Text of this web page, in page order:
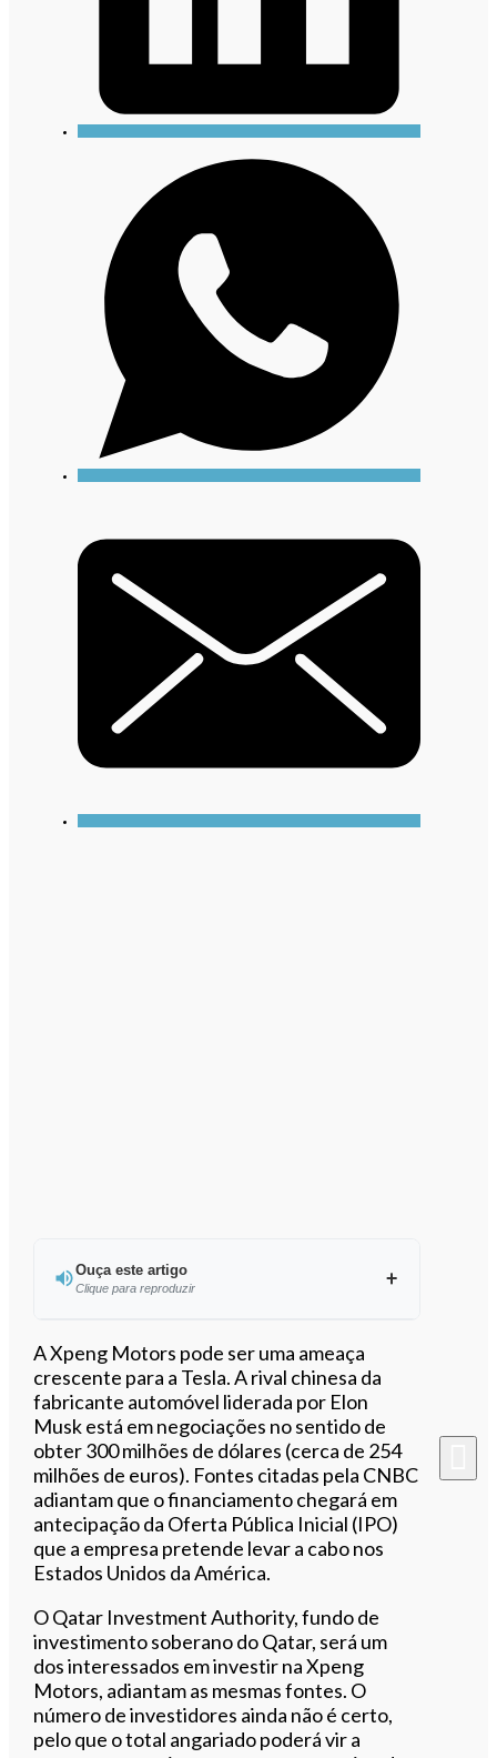
Ouça este artigo
Clique para reproduzir
Ouvir este artigo
A Xpeng Motors pode ser uma ameaça
crescente para a Tesla. A rival chinesa da
fabricante automóvel liderada por Elon
Musk está em negociações no sentido de
obter 300 milhões de dólares (cerca de 254
milhões de euros). Fontes citadas pela CNBC
adiantam que o financiamento chegará em
antecipação da Oferta Pública Inicial (IPO)
que a empresa pretende levar a cabo nos
Estados Unidos da América.
O Qatar Investment Authority, fundo de
investimento soberano do Qatar, será um
dos interessados em investir na Xpeng
Motors, adiantam as mesmas fontes. O
número de investidores ainda não é certo,
pelo que o total angariado poderá vir a